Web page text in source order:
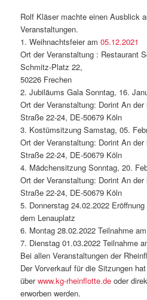
Rolf Kläser machte einen Ausblick
Veranstaltungen.
1. Weihnachtsfeier am05.12.2021
Ort der Veranstaltung : Restaurant
Schmitz-Platz 22,
50226 Frechen
2. Jubiläums Gala Sonntag, 16.
Ort der Veranstaltung: Dorint An
Straße 22-24, DE-50679 Köln
3. Kostümsitzung Samstag, 05.
Ort der Veranstaltung: Dorint An
Straße 22-24, DE-50679 Köln
4. Mädchensitzung Sonntag, 20.
Ort der Veranstaltung: Dorint An
Straße 22-24, DE-50679 Köln
5. Donnerstag 24.02.2022
dem Lenauplatz
6. Montag 28.02.2022 Teilnahme
7. Dienstag 01.03.2022 Teilnahme
Bei allen Veranstaltungen der
Der Vorverkauf für die Sitzungen
überwww.kg-rheinflotte.de oder
erworben werden.